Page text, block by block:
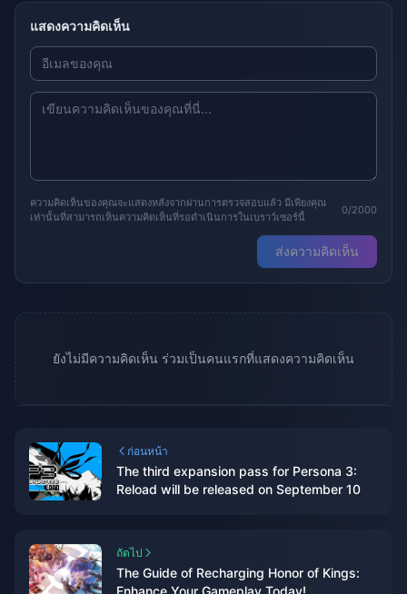
แสดงความคิดเห็น
ความคิดเห็นของคุณจะแสดงหลังจากผ่านการตรวจสอบแล้ว มีเพียงคุณ
เท่านั้นที่สามารถเห็นความคิดเห็นที่รอดำเนินการในเบราว์เซอร์นี้
0/2000
ส่งความคิดเห็น
ยังไม่มีความคิดเห็น ร่วมเป็นคนแรกที่แสดงความคิดเห็น
ก่อนหน้า
The third expansion pass for Persona 3:
Reload will be released on September 10
ถัดไป
The Guide of Recharging Honor of Kings:
Enhance Your Gameplay Today!